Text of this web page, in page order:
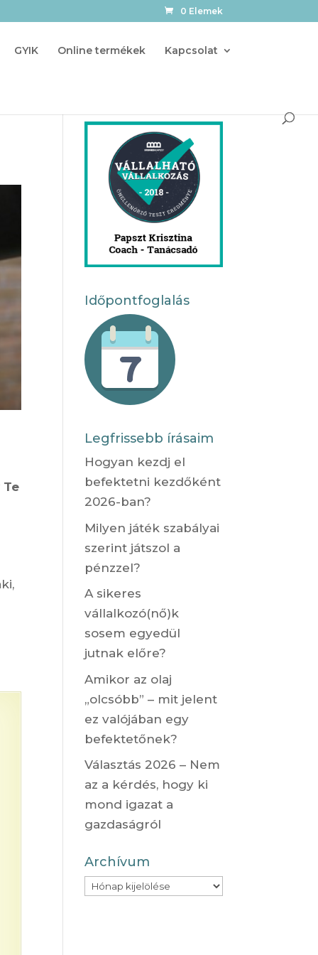
0 Elemek
GYIK Online termékek Kapcsolat
Időpontfoglalás
Legfrissebb írásaim
Hogyan kezdj el
befektetni kezdőként
2026-ban?
Milyen játék szabályai
szerint játszol a
pénzzel?
A sikeres
vállalkozó(nő)k
sosem egyedül
jutnak előre?
Amikor az olaj
„olcsóbb” – mit jelent
ez valójában egy
befektetőnek?
Választás 2026 – Nem
az a kérdés, hogy ki
mond igazat a
gazdaságról
Archívum
Archívum